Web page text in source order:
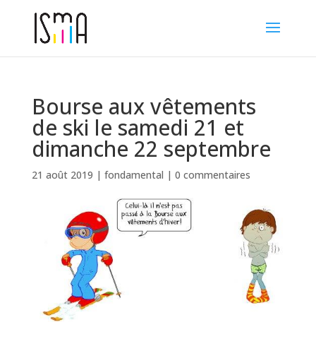
Bourse aux vêtements
de ski le samedi 21 et
dimanche 22 septembre
21 août 2019 | fondamental | 0 commentaires